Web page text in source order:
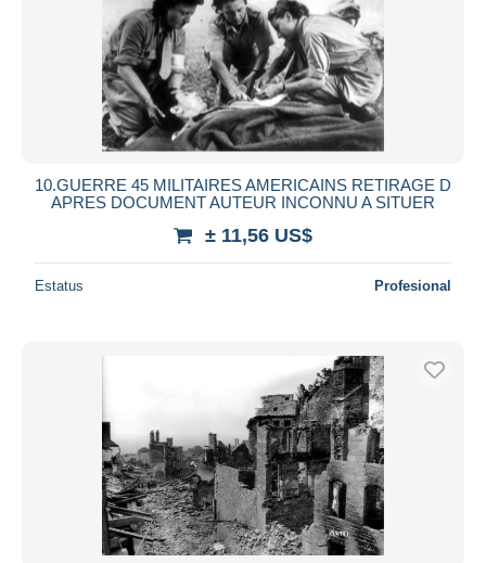
10.GUERRE 45 MILITAIRES AMERICAINS RETIRAGE D
APRES DOCUMENT AUTEUR INCONNU A SITUER
± 11,56 US$
Estatus Profesional